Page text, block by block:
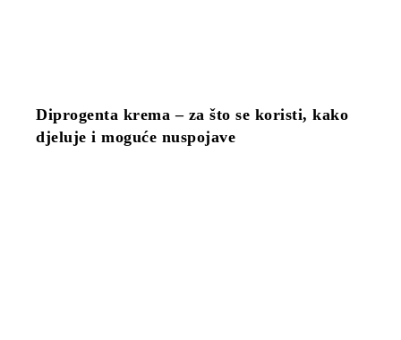
Diprogenta krema – za što se koristi, kako
djeluje i moguće nuspojave